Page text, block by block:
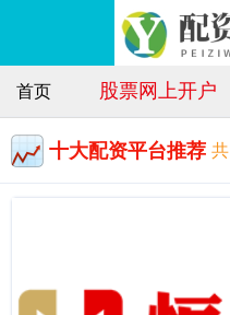
首页 股票网上开户
十大配资平台推荐 共